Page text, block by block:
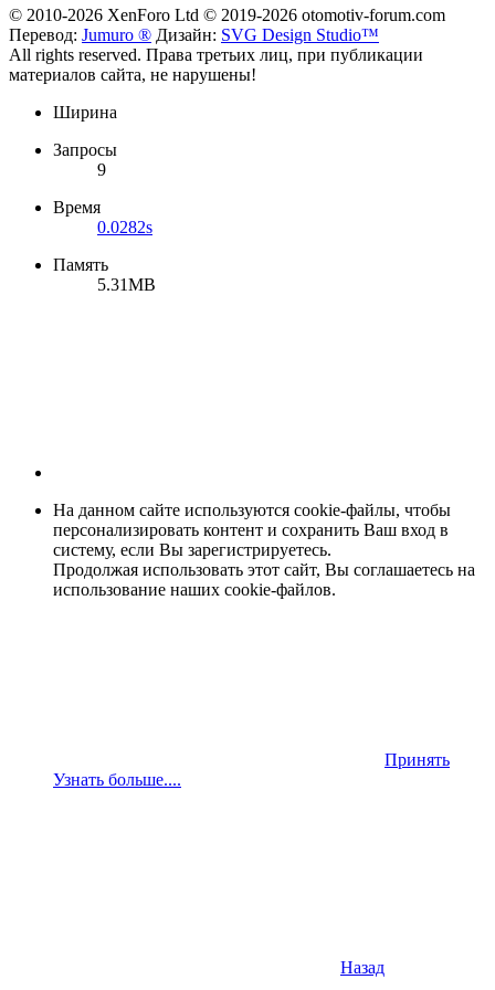
© 2010-2026 XenForo Ltd © 2019-2026 otomotiv-forum.com
Перевод: Jumuro ® Дизайн: SVG Design Studio™
All rights reserved. Права третьих лиц, при публикации
материалов сайта, не нарушены!
Ширина
Запросы
9
Время
0.0282s
Память
5.31MB
На данном сайте используются cookie-файлы, чтобы
персонализировать контент и сохранить Ваш вход в
систему, если Вы зарегистрируетесь.
Продолжая использовать этот сайт, Вы соглашаетесь на
использование наших cookie-файлов.
Принять
Узнать больше....
Назад